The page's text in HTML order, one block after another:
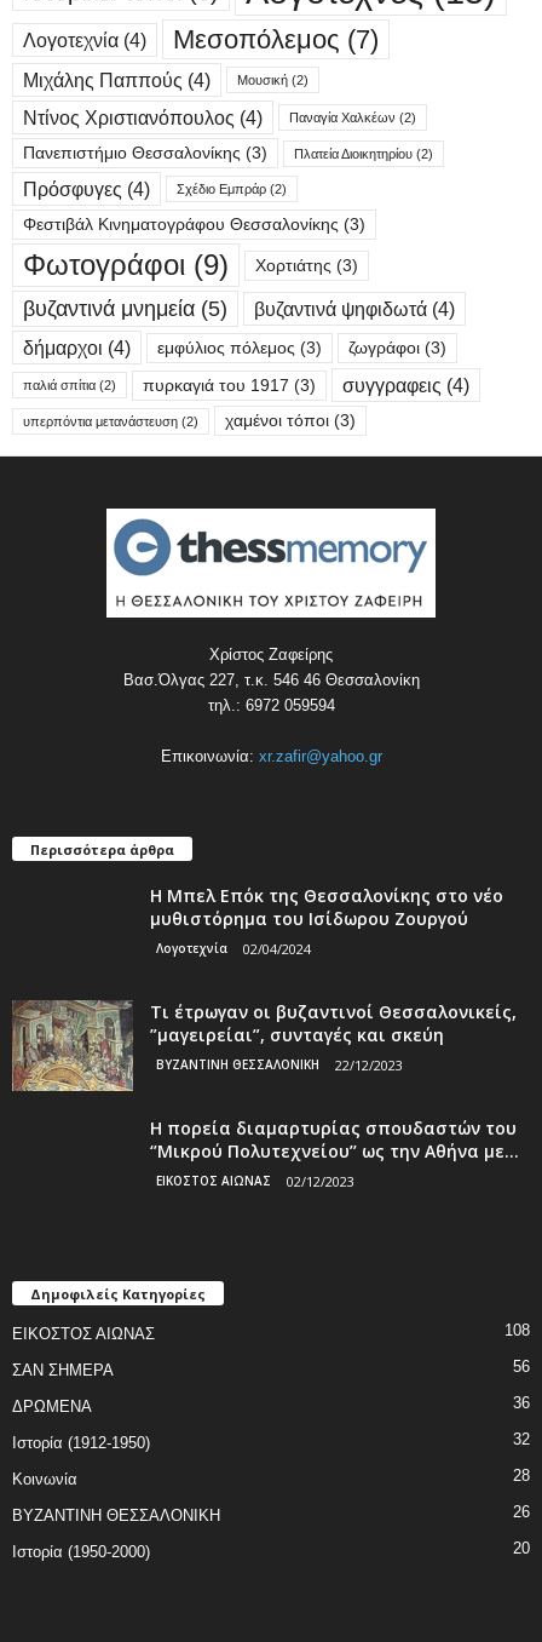
Λογοτεχνία (4) Μεσοπόλεμος (7)
Μιχάλης Παππούς (4) Μουσική (2)
Ντίνος Χριστιανόπουλος (4) Παναγία Χαλκέων (2)
Πανεπιστήμιο Θεσσαλονίκης (3) Πλατεία Διοικητηρίου (2)
Πρόσφυγες (4) Σχέδιο Εμπράρ (2)
Φεστιβάλ Κινηματογράφου Θεσσαλονίκης (3)
Φωτογράφοι (9) Χορτιάτης (3)
βυζαντινά μνημεία (5) βυζαντινά ψηφιδωτά (4)
δήμαρχοι (4) εμφύλιος πόλεμος (3) ζωγράφοι (3)
παλιά σπίτια (2) πυρκαγιά του 1917 (3) συγγραφεις (4)
υπερπόντια μετανάστευση (2) χαμένοι τόποι (3)
Χρίστος Ζαφείρης
Βασ.Όλγας 227, τ.κ. 546 46 Θεσσαλονίκη
τηλ.: 6972 059594
Επικοινωνία: xr.zafir@yahoo.gr
Περισσότερα άρθρα
Η Μπελ Επόκ της Θεσσαλονίκης στο νέο
μυθιστόρημα του Ισίδωρου Ζουργού
Λογοτεχνία 02/04/2024
Τι έτρωγαν οι βυζαντινοί Θεσσαλονικείς,
”μαγειρείαι”, συνταγές και σκεύη
ΒΥΖΑΝΤΙΝΗ ΘΕΣΣΑΛΟΝΙΚΗ 22/12/2023
Η πορεία διαμαρτυρίας σπουδαστών του
‘’Μικρού Πολυτεχνείου’’ ως την Αθήνα με...
ΕΙΚΟΣΤΟΣ ΑΙΩΝΑΣ 02/12/2023
Δημοφιλείς Κατηγορίες
ΕΙΚΟΣΤΟΣ ΑΙΩΝΑΣ 108
ΣΑΝ ΣΗΜΕΡΑ 56
ΔΡΩΜΕΝΑ 36
Ιστορία (1912-1950) 32
Κοινωνία 28
ΒΥΖΑΝΤΙΝΗ ΘΕΣΣΑΛΟΝΙΚΗ 26
Ιστορία (1950-2000) 20